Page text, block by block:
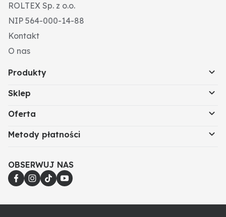
ROLTEX Sp. z o.o.
NIP 564-000-14-88
Kontakt
O nas
Produkty
Sklep
Oferta
Metody płatności
OBSERWUJ NAS